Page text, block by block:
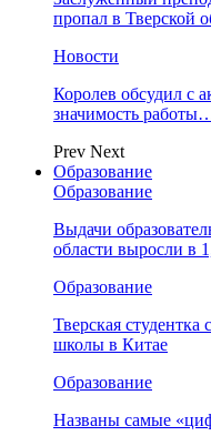
пропал в Тверской
Новости
Королев обсудил с
значимость
Prev Next
Образование
Образование
Выдачи
области выросли в
Образование
Тверская
школы в Китае
Образование
Названы самые